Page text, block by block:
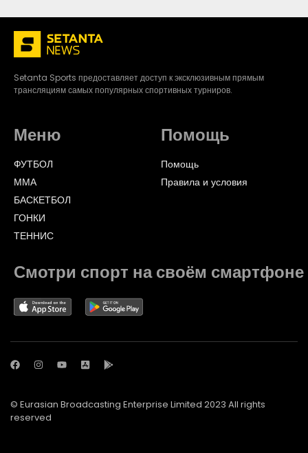
Setanta Sports предоставляет доступ к эксклюзивным прямым
трансляциям самых популярных спортивных турниров.
Меню
ФУТБОЛ
ММА
БАСКЕТБОЛ
ГОНКИ
ТЕННИС
Помощь
Помощь
Правила и условия
Смотри спорт на своём смартфоне
© Eurasian Broadcasting Enterprise Limited 2023 All rights
reserved